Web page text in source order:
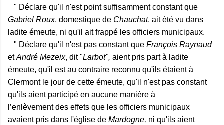
" Déclare qu'il n'est point suffisamment constant que
Gabriel Roux, domestique de Chauchat, ait été vu dans
ladite émeute, ni qu'il ait frappé les officiers municipaux.
" Déclare qu'il n'est pas constant que François Raynaud
etAndré Mezeix, dit "Larbot", aient pris part à ladite
émeute, qu'il est au contraire reconnu qu'ils étaient à
Clermont le jour de cette émeute, qu'il n'est pas constant
qu'ils aient participé en aucune manière à
l’enlèvement des effets que les officiers municipaux
avaient pris dans l'église de Mardogne, ni qu'ils aient